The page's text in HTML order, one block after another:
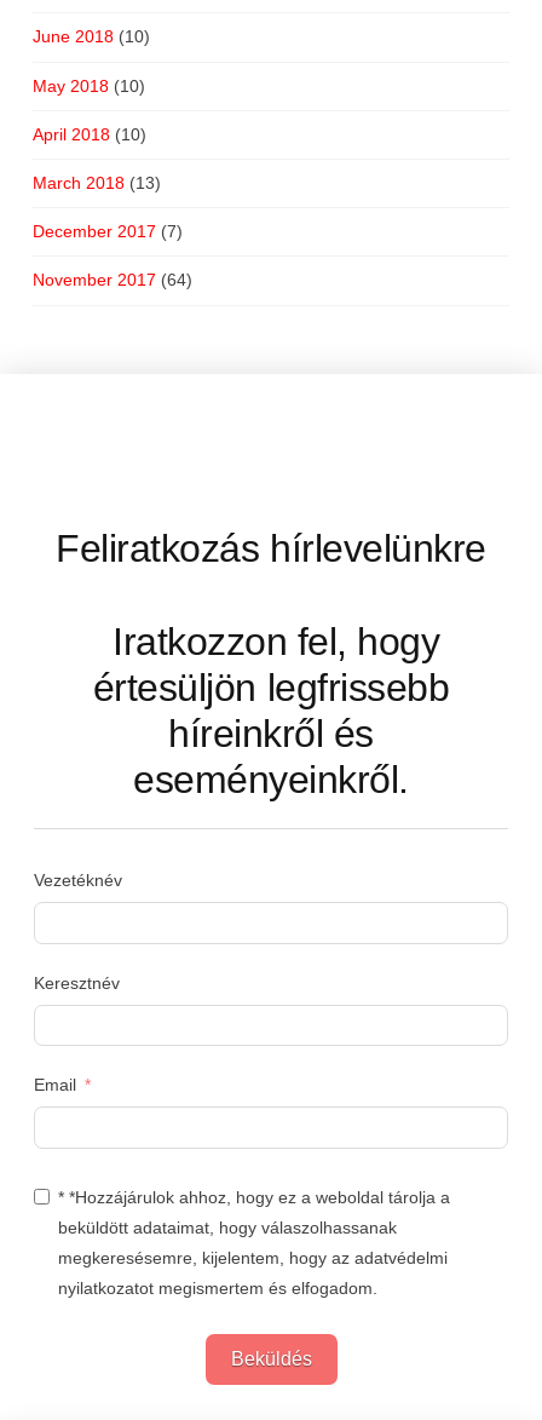
June 2018(10)
May 2018(10)
April 2018(10)
March 2018(13)
December 2017 (7)
November 2017 (64)
Feliratkozás hírlevelünkre
Iratkozzon fel, hogy
értesüljön legfrissebb
híreinkről és
eseményeinkről.
Vezetéknév
Keresztnév
Email
* *Hozzájárulok ahhoz, hogy ez a weboldal tárolja a
beküldött adataimat, hogy válaszolhassanak
megkeresésemre, kijelentem, hogy az adatvédelmi
nyilatkozatot megismertem és elfogadom.
Beküldés